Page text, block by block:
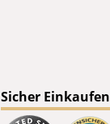
Sicher Einkaufen